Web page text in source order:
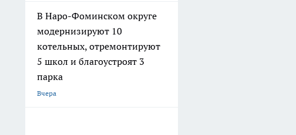
В Наро-Фоминском округе
модернизируют 10
котельных, отремонтируют
5 школ и благоустроят 3
парка
Вчера